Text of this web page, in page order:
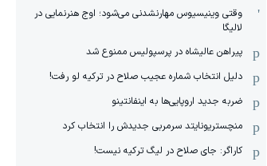
وقتی وینیسیوس مهارنشدنی می‌شود؛ اوج هنرنمایی در
لالیگا
پیراهن عالیشاه در پرسپولیس ممنوع شد
دلیل انتخاب شماره عجیب صلاح در ترکیه لو رفت!
ضربه جدید اروپایی‌ها به اینفانتینو
منچستریونایتد سرمربی جدیدش را انتخاب کرد
کاراگر: جای صلاح در لیگ ترکیه نیست!